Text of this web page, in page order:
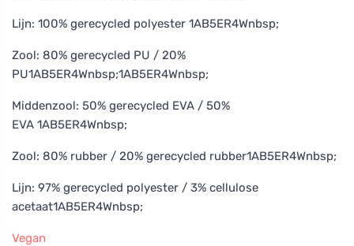
Lijn: 100% gerecycled polyester 1AB5ER4Wnbsp;
Zool: 80% gerecycled PU / 20%
PU1AB5ER4Wnbsp;1AB5ER4Wnbsp;
Middenzool: 50% gerecycled EVA / 50%
EVA 1AB5ER4Wnbsp;
Zool: 80% rubber / 20% gerecycled rubber1AB5ER4Wnbsp;
Lijn: 97% gerecycled polyester / 3% cellulose
acetaat1AB5ER4Wnbsp;
Vegan